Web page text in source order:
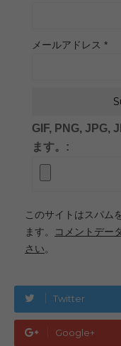
メールアドレス *
GIF, PNG, JPG,
ます。:
このサイトはスパム
ます。
コメントデー
さい。
Twitter
Google+